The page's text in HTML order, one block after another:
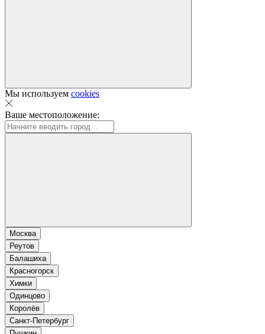
Мы используем cookies
Ваше местоположение:
Москва
Реутов
Балашиха
Красногорск
Химки
Одинцово
Королёв
Санкт-Петербург